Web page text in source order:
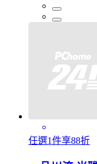
任選1件享88折